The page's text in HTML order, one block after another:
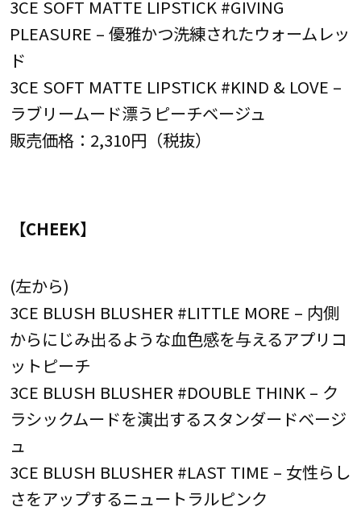
3CE SOFT MATTE LIPSTICK #GIVING
PLEASURE – 優雅かつ洗練されたウォームレッ
ド
3CE SOFT MATTE LIPSTICK #KIND & LOVE –
ラブリームード漂うピーチベージュ
販売価格：2,310円（税抜）
【CHEEK】
(左から)
3CE BLUSH BLUSHER #LITTLE MORE – 内側
からにじみ出るような血色感を与えるアプリコ
ットピーチ
3CE BLUSH BLUSHER #DOUBLE THINK – ク
ラシックムードを演出するスタンダードベージ
ュ
3CE BLUSH BLUSHER #LAST TIME – 女性らし
さをアップするニュートラルピンク